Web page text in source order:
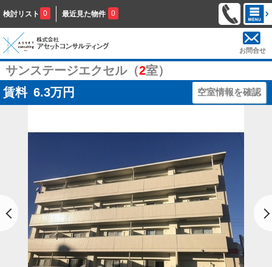
検討リスト 0 最近見た物件 0
お問合せ
サンステージエクセル（2室）
賃料 6.3万円 空室情報を確認